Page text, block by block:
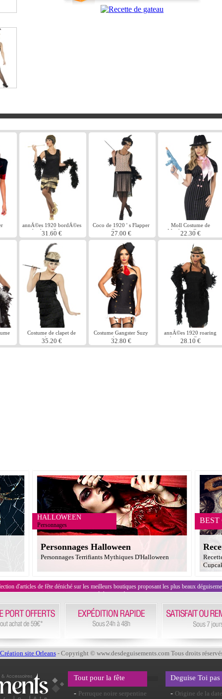
annÃ©es 1920 bordÃ©es
de clapet Costume
31.60 €
Coco de 1920 ' s Flapper
Costume
27.00 €
Moll Costume de
Mesdames Gangster
22.30 €
Costume de clapet de
frange
35.20 €
Costume Gangster Suzy
silencieux
32.80 €
annÃ©es 1920 roaring
clapet noir Costume
28.10 €
HALLOWEEN
Personnages
Personnages Halloween
Personnages Terrifiants Mythiques D'Halloween
BEST
d'articles de fête déniché sur les meilleurs boutiques proposant les plus beaux
évènement !
Création site Orleans- Copyright © www.desdeguisements.com Tous droits
Tout pour la fête
- Perruque noire serpentine
Deguise Toi pas
- Origine de la date